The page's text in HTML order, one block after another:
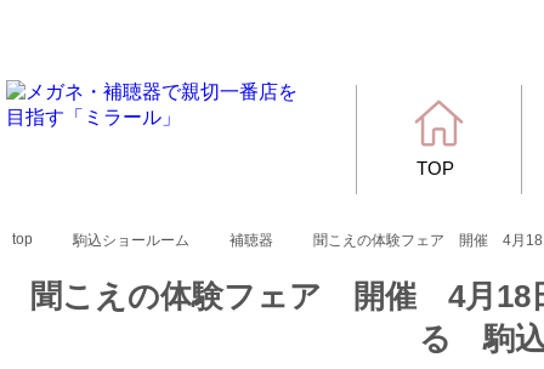
TOP
top 駒込ショールーム 補聴器 聞こえの体験フェア 開催 4月
聞こえの体験フェア 開催 4月
る 駒